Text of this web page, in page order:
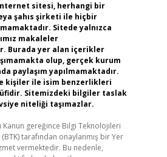
sitesi, herhangi bir
şahıs şirketi ile hiçbir
Sitede yalnızca
makaleler
Burada yer alan içerikler
olup, gerçek kurum
paylaşım yapılmamaktadır.
kişiler ile isim benzerlikleri
Sitemizdeki bilgiler taslak
niteliği taşımazlar.
Kanun gereğince Bilgi Teknolojileri
tarafından onaylanmış bir Yer
vermektedir. Bu nedenle,